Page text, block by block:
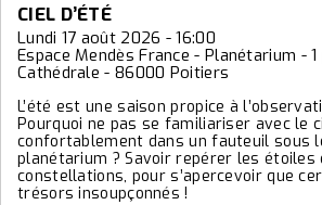
CIEL D’ÉTÉ
Lundi 17 août 2026 - 16:00
Espace Mendès France - Planétarium -
Cathédrale - 86000 Poitiers
L’été est une saison propice à
Pourquoi ne pas se familiariser avec le
confortablement dans un fauteuil sous
planétarium ? Savoir repérer les étoiles
constellations, pour s’apercevoir que
trésors insoupçonnés !